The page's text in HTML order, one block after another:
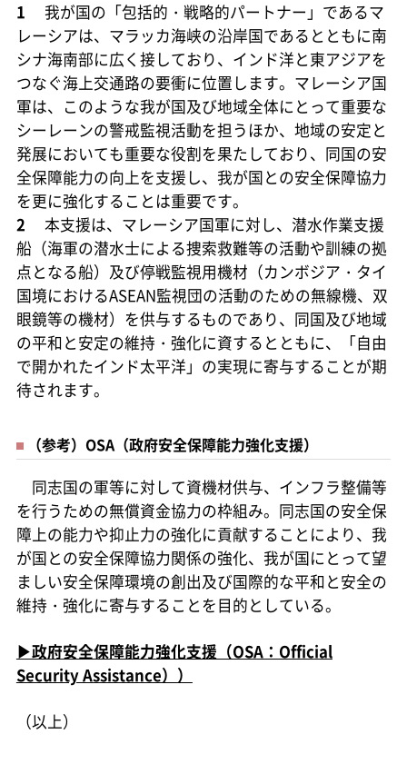
1
我が国の「包括的・戦略的パートナー」であるマ
レーシアは、マラッカ海峡の沿岸国であるとともに南
シナ海南部に広く接しており、インド洋と東アジアを
つなぐ海上交通路の要衝に位置します。マレーシア国
軍は、このような我が国及び地域全体にとって重要な
シーレーンの警戒監視活動を担うほか、地域の安定と
発展においても重要な役割を果たしており、同国の安
全保障能力の向上を支援し、我が国との安全保障協力
を更に強化することは重要です。
2
本支援は、マレーシア国軍に対し、潜水作業支援
船（海軍の潜水士による捜索救難等の活動や訓練の拠
点となる船）及び停戦監視用機材（カンボジア・タイ
国境におけるASEAN監視団の活動のための無線機、双
眼鏡等の機材）を供与するものであり、同国及び地域
の平和と安定の維持・強化に資するとともに、「自由
で開かれたインド太平洋」の実現に寄与することが期
待されます。
（参考）OSA（政府安全保障能力強化支援）
同志国の軍等に対して資機材供与、インフラ整備等
を行うための無償資金協力の枠組み。同志国の安全保
障上の能力や抑止力の強化に貢献することにより、我
が国との安全保障協力関係の強化、我が国にとって望
ましい安全保障環境の創出及び国際的な平和と安全の
維持・強化に寄与することを目的としている。
▶政府安全保障能力強化支援（OSA：Official
Security Assistance））
（以上）